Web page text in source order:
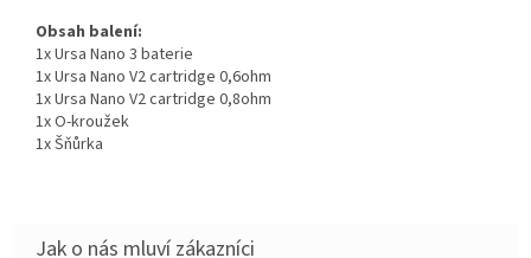
Obsah balení:
1x Ursa Nano 3 baterie
1x Ursa Nano V2 cartridge 0,6ohm
1x Ursa Nano V2 cartridge 0,8ohm
1x O-kroužek
1x Šňůrka